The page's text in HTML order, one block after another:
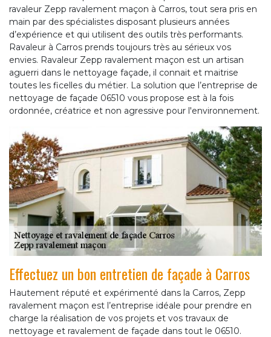
ravaleur Zepp ravalement maçon à Carros, tout sera pris en
main par des spécialistes disposant plusieurs années
d’expérience et qui utilisent des outils très performants.
Ravaleur à Carros prends toujours très au sérieux vos
envies. Ravaleur Zepp ravalement maçon est un artisan
aguerri dans le nettoyage façade, il connait et maitrise
toutes les ficelles du métier. La solution que l’entreprise de
nettoyage de façade 06510 vous propose est à la fois
ordonnée, créatrice et non agressive pour l'environnement.
Effectuez un bon entretien de façade à Carros
Hautement réputé et expérimenté dans la Carros, Zepp
ravalement maçon est l’entreprise idéale pour prendre en
charge la réalisation de vos projets et vos travaux de
nettoyage et ravalement de façade dans tout le 06510.